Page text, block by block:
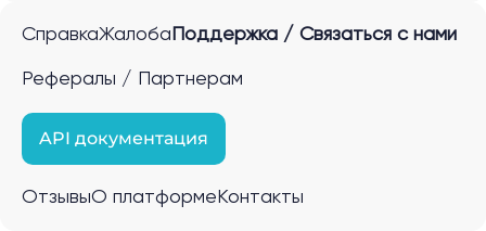
СправкаЖалоба Поддержка / Связаться с нами
Рефералы / Партнерам
API документация
ОтзывыО платформе Контакты